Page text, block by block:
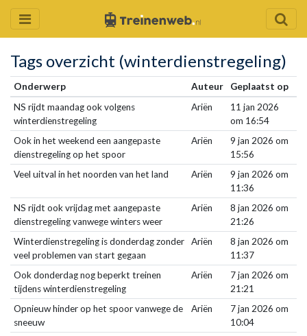
Tags overzicht (winterdienstregeling)
Onderwerp Auteur
Geplaatst op
NS rijdt maandag ook volgens
winterdienstregeling
Ariën
11 jan 2026
om 16:54
Ook in het weekend een aangepaste
dienstregeling op het spoor
Ariën
9 jan 2026 om
15:56
Veel uitval in het noorden van het land
Ariën
9 jan 2026 om
11:36
NS rijdt ook vrijdag met aangepaste
dienstregeling vanwege winters weer
Ariën
8 jan 2026 om
21:26
Winterdienstregeling is donderdag zonder
veel problemen van start gegaan
Ariën
8 jan 2026 om
11:37
Ook donderdag nog beperkt treinen
tijdens winterdienstregeling
Ariën
7 jan 2026 om
21:21
Opnieuw hinder op het spoor vanwege de
sneeuw
Ariën
7 jan 2026 om
10:04